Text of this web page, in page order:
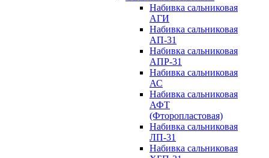
Набивка сальниковая
АГИ
Набивка сальниковая
АП-31
Набивка сальниковая
АПР-31
Набивка сальниковая
АС
Набивка сальниковая
АФТ
(Фторопластовая)
Набивка сальниковая
ЛП-31
Набивка сальниковая